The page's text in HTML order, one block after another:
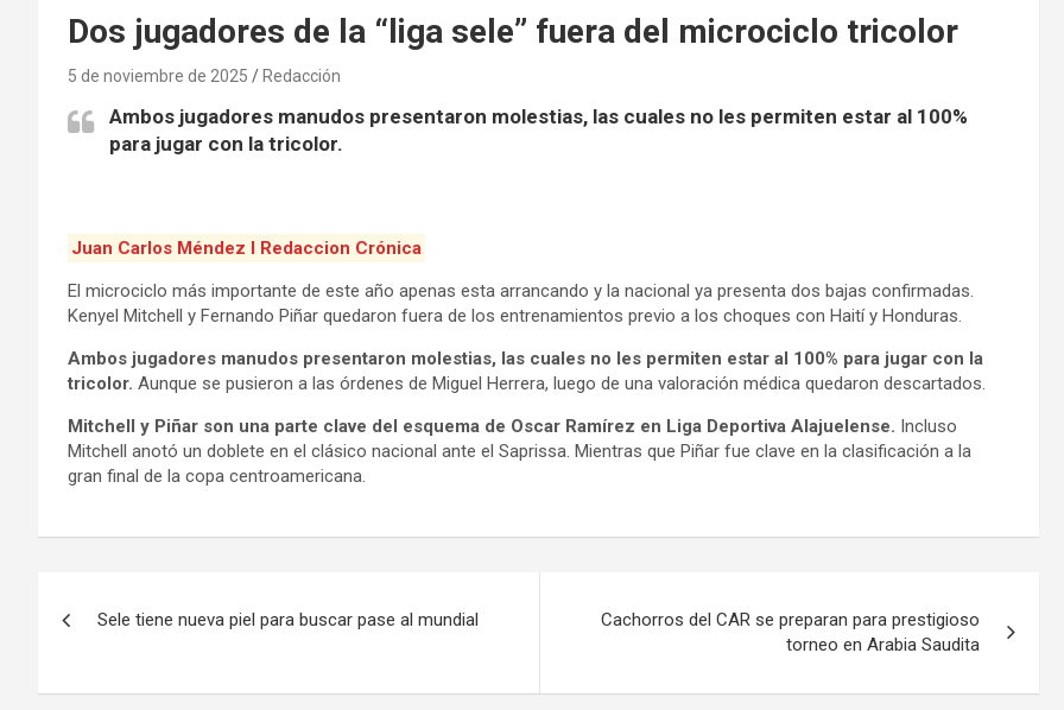
Dos jugadores de la “liga sele” fuera del microciclo tricolor
5 de noviembre de 2025 Redacción
Ambos jugadores manudos presentaron molestias, las cuales no les permiten estar al 100%
para jugar con la tricolor.
Juan Carlos Méndez I Redaccion Crónica
El microciclo más importante de este año apenas esta arrancando y la nacional ya presenta dos bajas confirmadas.
Kenyel Mitchell y Fernando Piñar quedaron fuera de los entrenamientos previo a los choques con Haití y Honduras.
Ambos jugadores manudos presentaron molestias, las cuales no les permiten estar al 100% para jugar con la
tricolor. Aunque se pusieron a las órdenes de Miguel Herrera, luego de una valoración médica quedaron descartados.
Mitchell y Piñar son una parte clave del esquema de Oscar Ramírez en Liga Deportiva Alajuelense. Incluso
Mitchell anotó un doblete en el clásico nacional ante el Saprissa. Mientras que Piñar fue clave en la clasificación a la
gran final de la copa centroamericana.
entradas
Sele tiene nueva piel para buscar pase al mundial
Cachorros del CAR se preparan para prestigioso
torneo en Arabia Saudita